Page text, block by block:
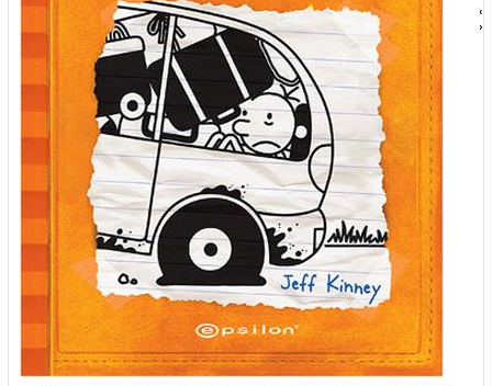
‹
›